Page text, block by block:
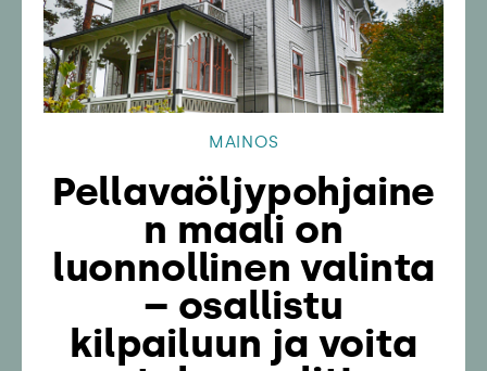
MAINOS
Pellavaöljypohjaine
n maali on
luonnollinen valinta
– osallistu
kilpailuun ja voita